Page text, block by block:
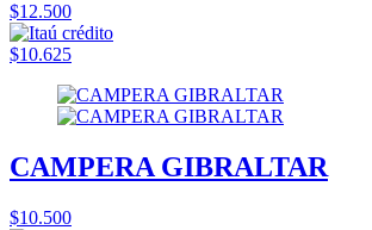
$12.500
$10.625
CAMPERA GIBRALTAR
$10.500